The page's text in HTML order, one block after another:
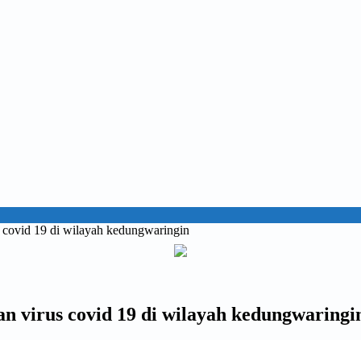
covid 19 di wilayah kedungwaringin
virus covid 19 di wilayah